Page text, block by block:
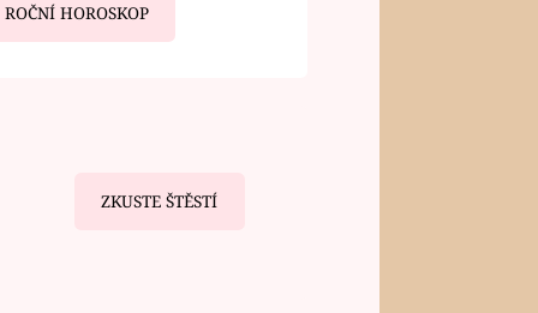
ROČNÍ HOROSKOP
ZKUSTE ŠTĚSTÍ